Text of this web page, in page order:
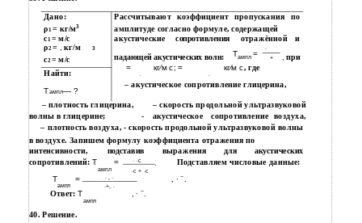
Дано: Рассчитывают коэффициент пропускания
по
ρ1 = кг/м3 амплитуде согласно формуле, содержащей
с1 = м/с акустические сопротивления отражённой
и
ρ2= ,кг/м 3 ∙
падающей акустических волн: Тампл= ,при
с2= м/с +
= кг⁄м с; = кг⁄м с, где
Найти: ∙ ∙
Тампл— ?
– акустическое сопротивление глицерина,
– плотность глицерина,
– скорость продольной ультразвуковой
волны в глицерине;
- акустическое сопротивление воздуха,
– плотность воздуха, - скорость продольной ультразвуковой волны
в воздухе. Запишем формулу коэффициента отражения по
интенсивности,
подставив выражения для акустических
сопротивлений:Т = ∙ ∙с . Подставляем числовые данные:
ампл ∙с + ∙с
Т = ∙ , ∙ , ∙−.
ампл ∙+, ∙
Ответ:Т , ∙ −.
ампл
40. Решение.